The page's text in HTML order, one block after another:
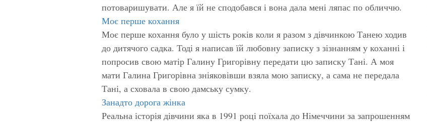
потоваришувати. Але я їй не сподобався і вона дала мені ляпас по обличчю.
Моє перше кохання
Моє перше кохання було у шість років коли я разом з дівчинкою Танею ходив
до дитячого садка. Тоді я написав їй любовну записку з зізнанням у коханні і
попросив свою матір Галину Григорівну передати цю записку Тані. А моя
мати Галина Григорівна зніяковівши взяла мою записку, а сама не передала
Тані, а сховала в свою дамську сумку.
Занадто дорога жінка
Реальна історія дівчини яка в 1991 році поїхала до Німеччини за запрошенням